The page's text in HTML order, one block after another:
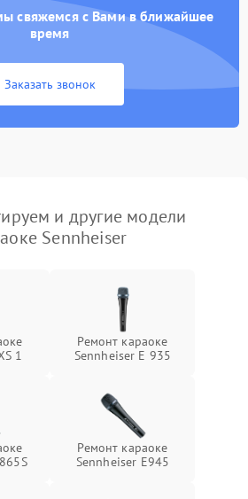
свяжемся с Вами в ближайшее
время
Заказать звонок
и другие модели
Sennheiser
1
Ремонт караоке
Sennheiser E 935
Ремонт караоке
Sennheiser E945